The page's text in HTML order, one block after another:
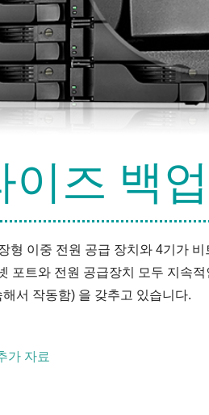
이즈 백업
이중 전원 공급 장치와 4기가
트와 전원 공급장치 모두 지속적
서 작동함) 을 갖추고 있습니다.
가 자료